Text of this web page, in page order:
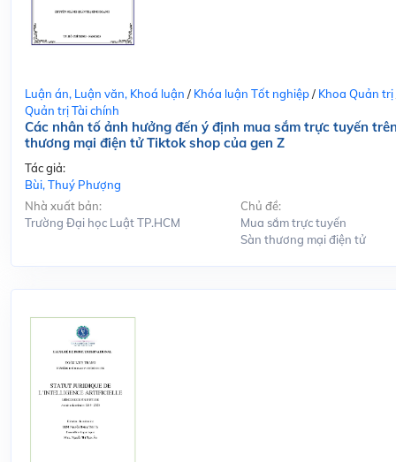
Luận án, Luận văn, Khoá luận / Khóa luận Tốt nghiệp/ Khoa Quản trị
Quản trị Tài chính
Các nhân tố ảnh hưởng đến ý định mua sắm trực tuyến
thương mại điện tử Tiktok shop của gen Z
Tác giả:
Bùi, Thuý Phượng
Nhà xuất bản:
Trường Đại học Luật TP.HCM
Chủ đề:
Mua sắm trực tuyến
Sàn thương mại điện tử